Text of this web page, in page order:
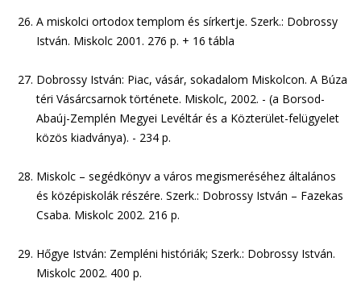
A miskolci ortodox templom és sírkertje. Szerk.: Dobrossy
István. Miskolc 2001. 276 p. + 16 tábla
Dobrossy István: Piac, vásár, sokadalom Miskolcon. A Búza
téri Vásárcsarnok története. Miskolc, 2002. - (a Borsod-
Abaúj-Zemplén Megyei Levéltár és a Közterület-felügyelet
közös kiadványa). - 234 p.
Miskolc – segédkönyv a város megismeréséhez általános
és középiskolák részére. Szerk.: Dobrossy István – Fazekas
Csaba. Miskolc 2002. 216 p.
Hőgye István: Zempléni históriák; Szerk.: Dobrossy István.
Miskolc 2002. 400 p.